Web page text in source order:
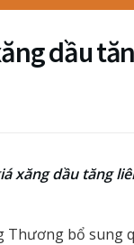
dầu
xăng dầu tăng
Thương bổ sung